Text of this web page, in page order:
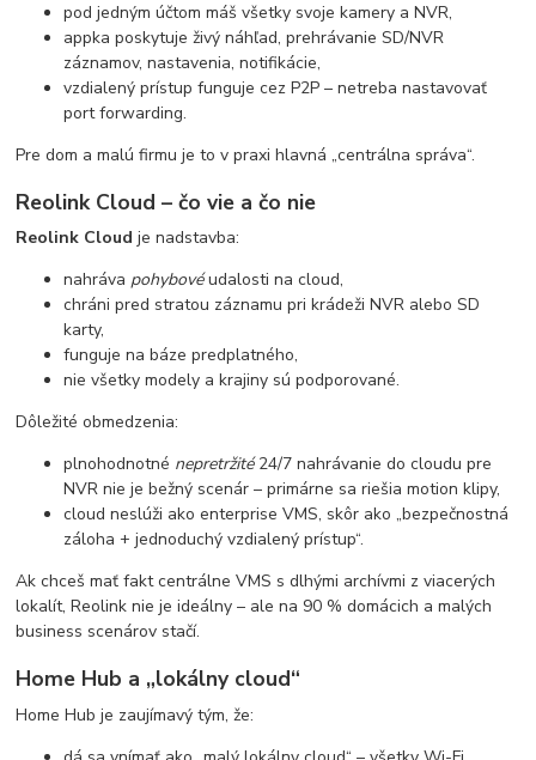
pod jedným účtom máš všetky svoje kamery a NVR,
appka poskytuje živý náhľad, prehrávanie SD/NVR
záznamov, nastavenia, notifikácie,
vzdialený prístup funguje cez P2P – netreba nastavovať
port forwarding.
Pre dom a malú firmu je to v praxi hlavná „centrálna správa“.
Reolink Cloud – čo vie a čo nie
Reolink Cloud je nadstavba:
nahráva pohybovéudalosti na cloud,
chráni pred stratou záznamu pri krádeži NVR alebo SD
karty,
funguje na báze predplatného,
nie všetky modely a krajiny sú podporované.
Dôležité obmedzenia:
plnohodnotné nepretržité24/7 nahrávanie do cloudu pre
NVR nie je bežný scenár – primárne sa riešia motion klipy,
cloud neslúži ako enterprise VMS, skôr ako „bezpečnostná
záloha + jednoduchý vzdialený prístup“.
Ak chceš mať fakt centrálne VMS s dlhými archívmi z viacerých
lokalít, Reolink nie je ideálny – ale na 90 % domácich a malých
business scenárov stačí.
Home Hub a „lokálny cloud“
Home Hub je zaujímavý tým, že: